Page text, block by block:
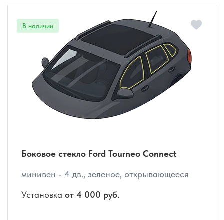
Боковое стекло Ford Tourneo Connect
минивен - 4 дв., зеленое, открывающееся
Установка от 4 000 руб.